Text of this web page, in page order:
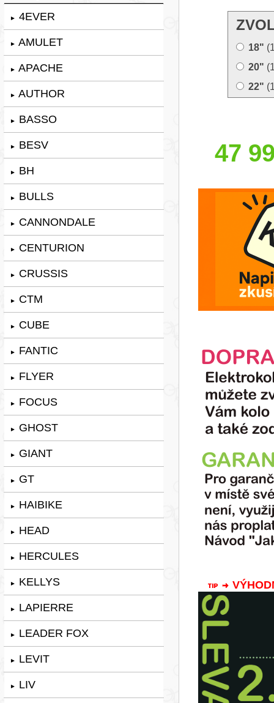
► 4EVER
► AMULET
► APACHE
► AUTHOR
► BASSO
► BESV
► BH
► BULLS
► CANNONDALE
► CENTURION
► CRUSSIS
► CTM
► CUBE
► FANTIC
► FLYER
► FOCUS
► GHOST
► GIANT
► GT
► HAIBIKE
► HEAD
► HERCULES
► KELLYS
► LAPIERRE
► LEADER FOX
► LEVIT
► LIV
18"
20"
22"
47